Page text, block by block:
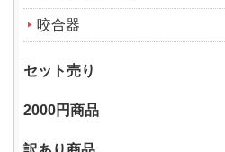
咬合器
セット売り
2000円商品